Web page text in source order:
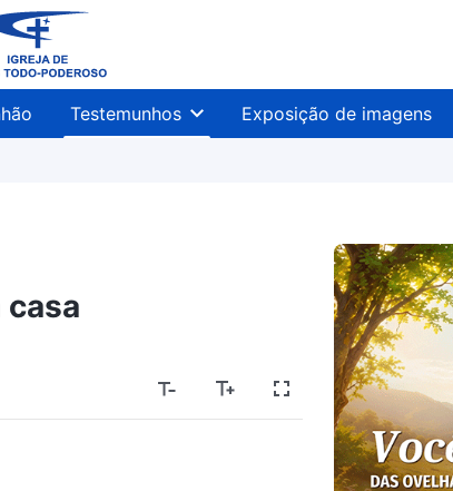
Testemunhos Exposição de imagens